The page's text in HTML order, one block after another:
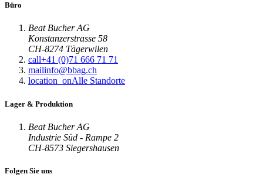
Büro
Beat Bucher AG
Konstanzerstrasse 58
CH-8274 Tägerwilen
call+41 (0)71 666 71 71
mailinfo@bbag.ch
location_onAlle Standorte
Lager & Produktion
Beat Bucher AG
Industrie Süd - Rampe 2
CH-8573 Siegershausen
Folgen Sie uns